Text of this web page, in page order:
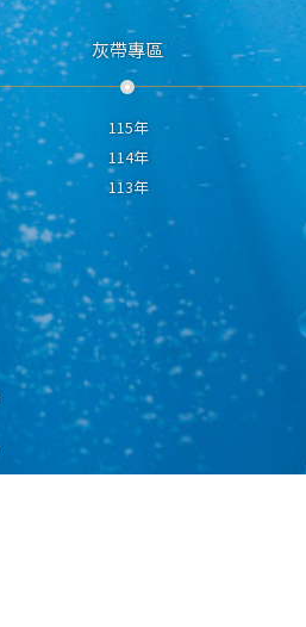
灰帶專區
115年
114年
113年